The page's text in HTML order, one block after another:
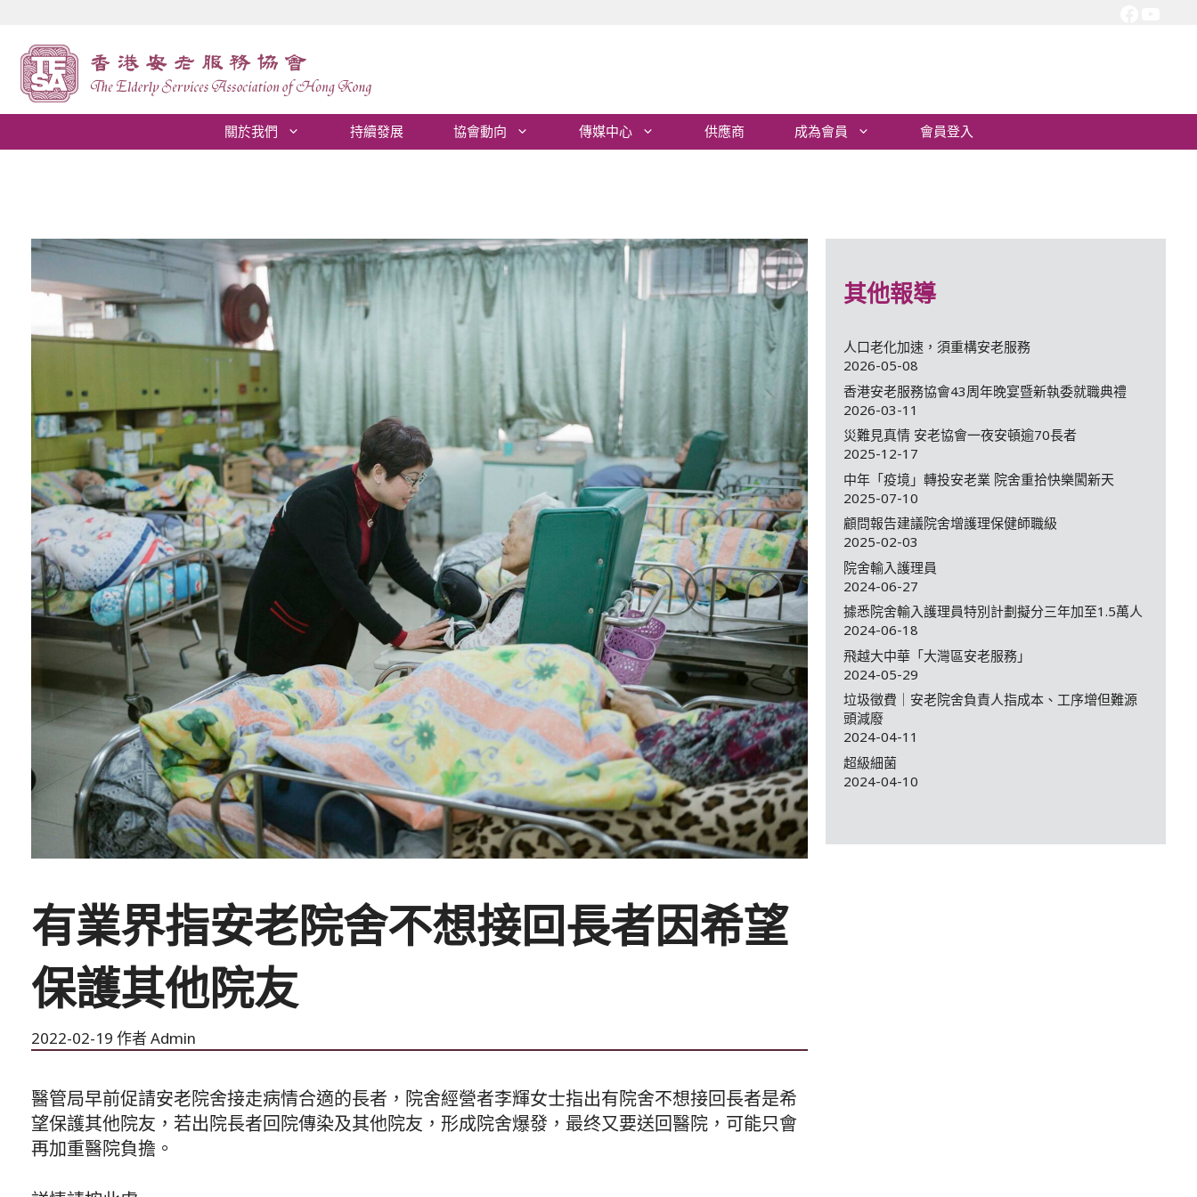
關於我們 持續發展 協會動向 傳媒中心 供應商 成為會員 會員登入
有業界指安老院舍不想接回長者因希望
保護其他院友
2022-02-19 作者 Admin
醫管局早前促請安老院舍接走病情合適的長者，院舍經營者李輝女士指出有院舍不想接回長者是希
望保護其他院友，若出院長者回院傳染及其他院友，形成院舍爆發，最终又要送回醫院，可能只會
再加重醫院負擔。
其他報導
人口老化加速，須重構安老服務
2026-05-08
香港安老服務協會43周年晚宴暨新執委就職典禮
2026-03-11
災難見真情 安老協會一夜安頓逾70長者
2025-12-17
中年「疫境」轉投安老業 院舍重拾快樂闖新天
2025-07-10
顧問報告建議院舍增護理保健師職級
2025-02-03
院舍輸入護理員
2024-06-27
據悉院舍輸入護理員特別計劃擬分三年加至1.5萬人
2024-06-18
飛越大中華「大灣區安老服務」
2024-05-29
垃圾徵費｜安老院舍負責人指成本、工序增但難源
頭減廢
2024-04-11
超級細菌
2024-04-10